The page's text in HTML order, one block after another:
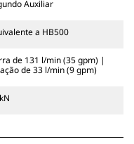
Auxiliar
a HB500
de 131 l/min (35 gpm) |
de 33 l/min (9 gpm)